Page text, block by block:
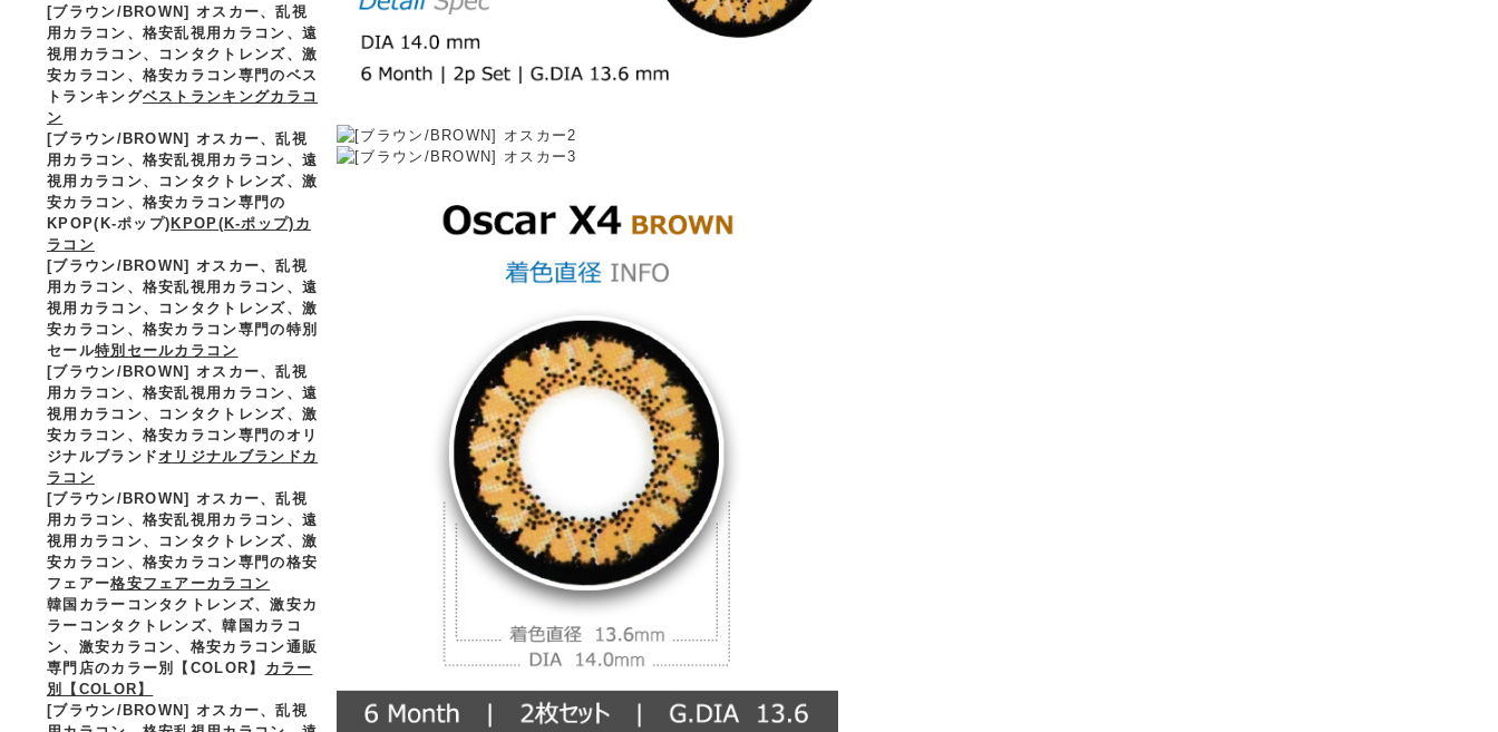
[ブラウン/BROWN] オスカー、乱視
用カラコン、格安乱視用カラコン、遠
視用カラコン、コンタクトレンズ、激
安カラコン、格安カラコン専門のベス
トランキングベストランキングカラコ
ン
[ブラウン/BROWN] オスカー、乱視
用カラコン、格安乱視用カラコン、遠
視用カラコン、コンタクトレンズ、激
安カラコン、格安カラコン専門の
KPOP(K-ポップ) KPOP(K-ポップ)カ
ラコン
[ブラウン/BROWN] オスカー、乱視
用カラコン、格安乱視用カラコン、遠
視用カラコン、コンタクトレンズ、激
安カラコン、格安カラコン専門の特別
セール特別セールカラコン
[ブラウン/BROWN] オスカー、乱視
用カラコン、格安乱視用カラコン、遠
視用カラコン、コンタクトレンズ、激
安カラコン、格安カラコン専門のオリ
ジナルブランドオリジナルブランドカ
ラコン
[ブラウン/BROWN] オスカー、乱視
用カラコン、格安乱視用カラコン、遠
視用カラコン、コンタクトレンズ、激
安カラコン、格安カラコン専門の格安
フェアー格安フェアーカラコン
韓国カラーコンタクトレンズ、激安カ
ラーコンタクトレンズ、韓国カラコ
ン、激安カラコン、格安カラコン通販
専門店のカラー別【COLOR】 カラー
別【COLOR】
[ブラウン/BROWN] オスカー、乱視